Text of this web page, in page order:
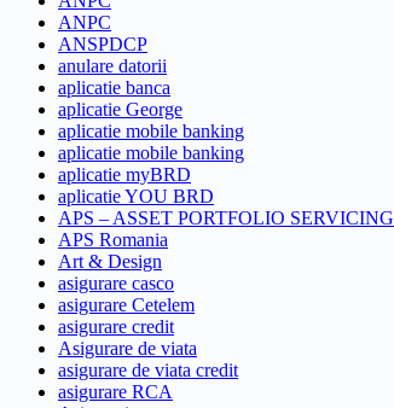
ANPC
ANSPDCP
anulare datorii
aplicatie banca
aplicatie George
aplicatie mobile banking
aplicatie mobile banking
aplicatie myBRD
aplicatie YOU BRD
APS – ASSET PORTFOLIO SERVICING
APS Romania
Art & Design
asigurare casco
asigurare Cetelem
asigurare credit
Asigurare de viata
asigurare de viata credit
asigurare RCA